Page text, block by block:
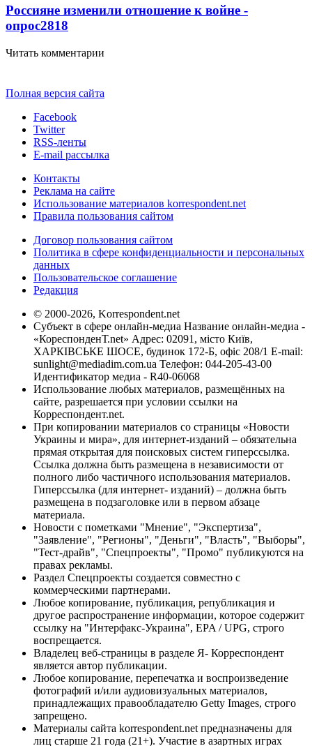
Россияне изменили отношение к войне -
опрос2818
Читать комментарии
Полная версия сайта
Facebook
Twitter
RSS-ленты
E-mail рассылка
Контакты
Реклама на сайте
Использование материалов korrespondent.net
Правила пользования сайтом
Договор пользования сайтом
Политика в сфере конфиденциальности и персональных
данных
Пользовательское соглашение
Редакция
© 2000-2026, Korrespondent.net
Субъект в сфере онлайн-медиа Название онлайн-медиа -
«КореспонденТ.net» Адрес: 02091, місто Київ,
ХАРКІВСЬКЕ ШОСЕ, будинок 172-Б, офіс 208/1 E-mail:
sunlight@mediadim.com.ua Телефон: 044-205-43-00
Идентификатор медиа - R40-06068
Использование любых материалов, размещённых на
сайте, разрешается при условии ссылки на
Корреспондент.net.
При копировании материалов со страницы «Новости
Украины и мира», для интернет-изданий – обязательна
прямая открытая для поисковых систем гиперссылка.
Ссылка должна быть размещена в независимости от
полного либо частичного использования материалов.
Гиперссылка (для интернет- изданий) – должна быть
размещена в подзаголовке или в первом абзаце
материала.
Новости с пометками "Мнение", "Экспертиза",
"Заявление", "Регионы", "Деньги", "Власть", "Выборы",
"Тест-драйв", "Спецпроекты", "Промо" публикуются на
правах рекламы.
Раздел Спецпроекты создается совместно с
коммерческими партнерами.
Любое копирование, публикация, републикация и
другое распространение информации, которое содержит
ссылку на "Интерфакс-Украина", EPA / UPG, строго
воспрещается.
Владелец веб-страницы в разделе Я- Корреспондент
является автор публикации.
Любое копирование, перепечатка и воспроизведение
фотографий и/или аудиовизуальных материалов,
принадлежащих правообладателю Getty Images, строго
запрещено.
Материалы сайта korrespondent.net предназначены для
лиц старше 21 года (21+). Участие в азартных играх